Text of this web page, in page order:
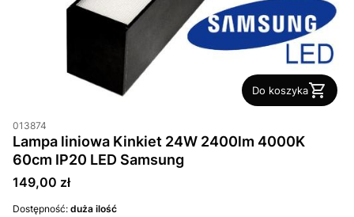
Do koszyka
013874
Lampa liniowa Kinkiet 24W 2400lm 4000K
60cm IP20 LED Samsung
Cena
149,00 zł
Dostępność: duża ilość